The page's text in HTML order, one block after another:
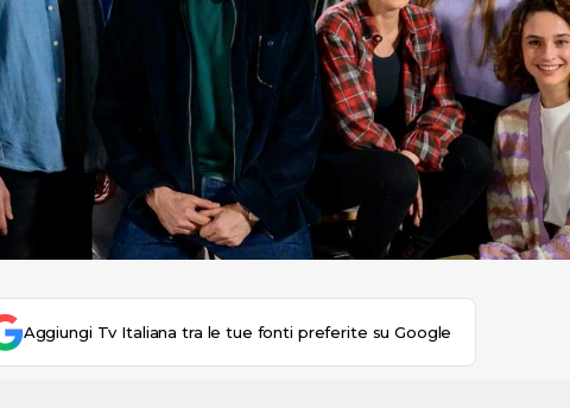
Aggiungi Tv Italiana tra le tue fonti preferite su Google